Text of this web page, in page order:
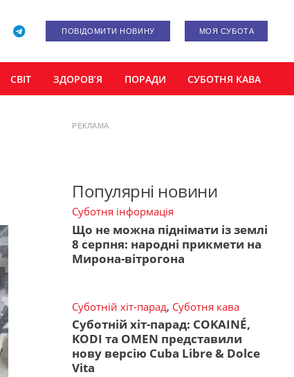
ПОВІДОМИТИ НОВИНУ МОЯ СУБОТА
СВІТ ЗДОРОВ’Я ПОРАДИ СУБОТНЯ КАВА
РЕКЛАМА
Популярні новини
Суботня інформація
Що не можна піднімати із землі
8 серпня: народні прикмети на
Мирона-вітрогона
Суботній хіт-парад, Суботня кава
Суботній хіт-парад: COKAINÉ,
KODI та OMEN представили
нову версію Cuba Libre & Dolce
Vita